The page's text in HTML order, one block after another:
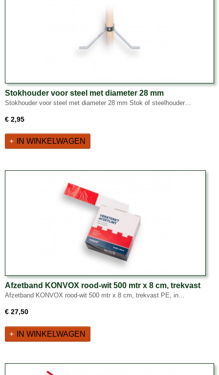
Stokhouder voor steel met diameter 28 mm
Stokhouder voor steel met diameter 28 mm Stok of steelhouder…
€ 2,95
IN WINKELWAGEN
Afzetband KONVOX rood-wit 500 mtr x 8 cm, trekvast
PE, in dispenserdoos
Afzetband KONVOX rood-wit 500 mtr x 8 cm, trekvast PE, in…
€ 27,50
IN WINKELWAGEN